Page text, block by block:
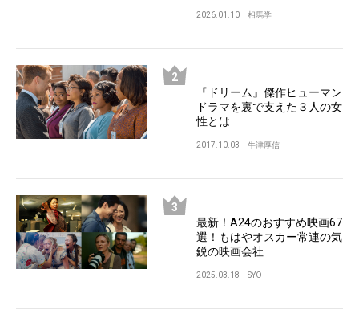
2026.01.10 相馬学
『ドリーム』傑作ヒューマン
ドラマを裏で支えた３人の女
性とは
2017.10.03 牛津厚信
最新！A24のおすすめ映画67
選！もはやオスカー常連の気
鋭の映画会社
2025.03.18 SYO